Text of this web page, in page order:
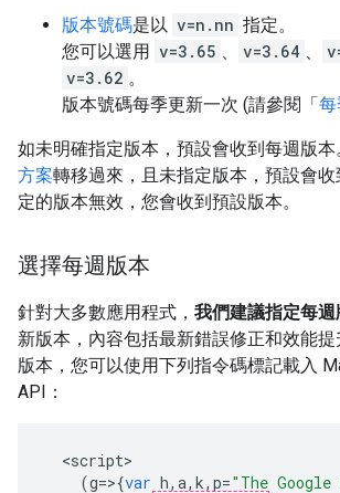
版本號碼是以 v=n.nn 指定。
您可以選用 v=3.65 、 v=3.64 、
v=3.62 。
版本號碼每季更新一次 (請參閱「
如未明確指定版本，預設會收到每週版
方案轉移過來，且未指定版本，預設會
定的版本無效，您會收到預設版本。
選擇每週版本
針對大多數應用程式， 我們建議指定每週
新版本，內容包括最新錯誤修正和效能
版本，您可以使用下列指令碼標記載入
API：
<script
(g=>{var h, a, k, p="The